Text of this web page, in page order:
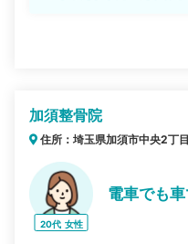
加須整骨院
住所：埼玉県加須市中央2丁
20代 女性
電車でも